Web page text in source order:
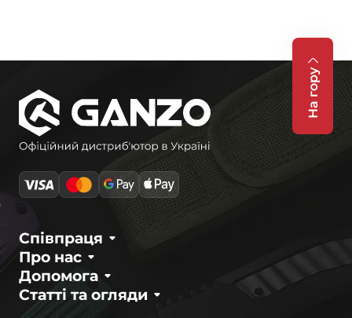
На гору
Про нас
Співпраця
Статті та огляди
Допомога